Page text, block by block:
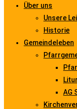
Über uns
Unsere
Historie
Gemeindeleben
AG